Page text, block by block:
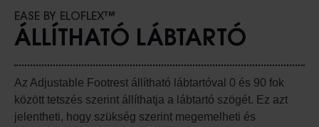
EASE BY ELOFLEX™
ÁLLÍTHATÓ LÁBTARTÓ
Az Adjustable Footrest állítható lábtartóval 0 és 90 fok
között tetszés szerint állíthatja a lábtartó szögét. Ez azt
jelentheti, hogy szükség szerint megemelheti és